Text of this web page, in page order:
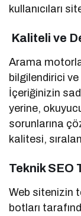
kullanıcıları
Kaliteli ve
Arama
bilgilendirici
İçeriğinizin
yerine,
sorunlarına
kalitesi,
Teknik SEO
Web sitenizin
botları